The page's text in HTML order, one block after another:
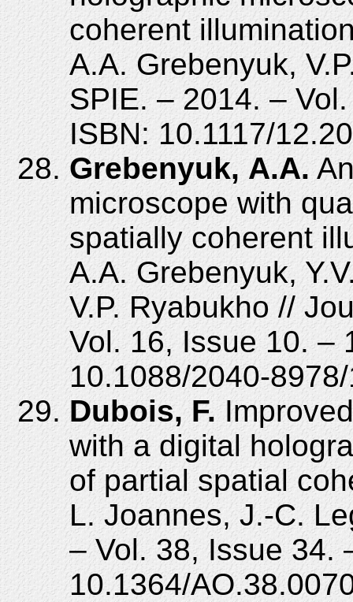
coherent
A.A. Grebenyuk,
SPIE. – 2014. –
ISBN: 10.1117/
Grebenyuk, A.A.
microscope with
spatially coherent
A.A. Grebenyuk,
V.P. Ryabukho //
Vol. 16, Issue 10. –
10.1088/2040-
Dubois, F.
with a digital
of partial spatial
L. Joannes, J.-C.
– Vol. 38, Issue 34.
10.1364/